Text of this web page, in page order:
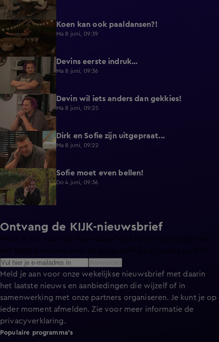
0:38 Koen kan ook paaldansen?!
Ma 8 juni, 09:39
0:30 Devins eerste indruk...
Ma 8 juni, 09:36
0:25 Devin wil iets anders dan gekkies!
Ma 8 juni, 09:25
0:26 Dirk en Sofie zijn uitgepraat...
Ma 8 juni, 09:22
1:13 Sofie moet even bellen!
Do 4 juni, 09:36
Ontvang de KIJK-nieuwsbrief
Meld je aan voor onze wekelijkse nieuwsbrief met daarin
het laatste nieuws en aanbiedingen die wijzelf of in
samenwerking met onze partners organiseren. Je kunt je op
ieder moment afmelden. Zie voor meer informatie de
privacyverklaring.
Populaire programma's